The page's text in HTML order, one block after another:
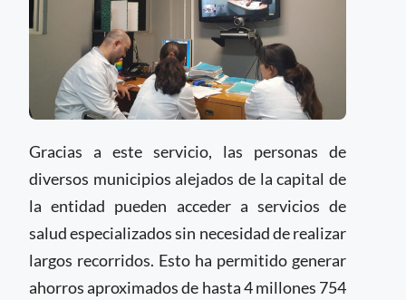
Gracias a este servicio, las personas de
diversos municipios alejados de la capital de
la entidad pueden acceder a servicios de
salud especializados sin necesidad de realizar
largos recorridos. Esto ha permitido generar
ahorros aproximados de hasta 4 millones 754